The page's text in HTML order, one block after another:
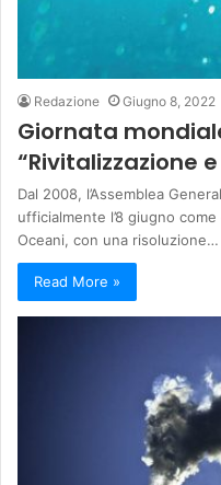
Redazione Giugno 8, 2022
Giornata
“Rivitalizzazione
Dal 2008, l’Assemblea
ufficialmente l’8 giugno
Oceani, con una risoluzione…
Read More »